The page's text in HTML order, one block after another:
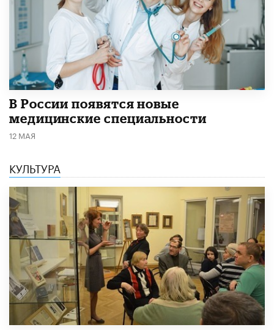
В России появятся новые
медицинские специальности
12 МАЯ
КУЛЬТУРА